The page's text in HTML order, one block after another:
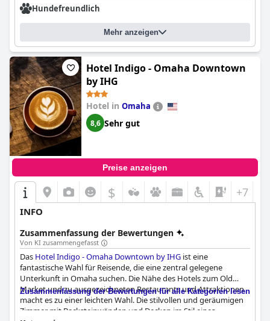
Hundefreundlich
Mehr anzeigen
Hotel Indigo - Omaha Downtown
by IHG
Hotel in Omaha
8,6 Sehr gut
Preise anzeigen
$ +7
INFO
Zusammenfassung der Bewertungen
Von KI zusammengefasst
Das Hotel Indigo - Omaha Downtown by IHG ist eine
fantastische Wahl für Reisende, die eine zentral gelegene
Unterkunft in Omaha suchen. Die Nähe des Hotels zum Old
Market und zu ausgezeichneten Restaurants und Attraktionen
macht es zu einer leichten Wahl. Die stilvollen und geräumigen
Zimmer mit Backsteinwänden und Decken im Stil eines
Zusammenfassung der Bewertungen für alle Kategorien lesen